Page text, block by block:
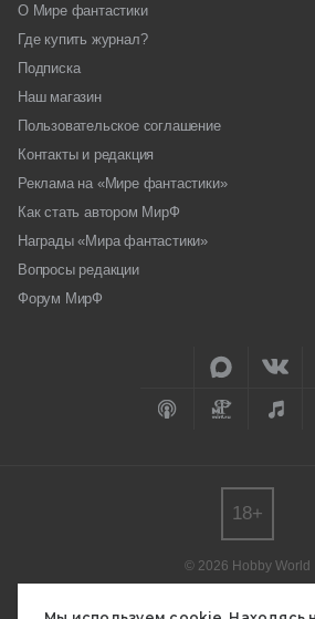
О Мире фантастики
Где купить журнал?
Подписка
Наш магазин
Пользовательское соглашение
Контакты и редакция
Реклама на «Мире фантастики»
Как стать автором МирФ
Награды «Мира фантастики»
Вопросы редакции
Форум МирФ
© 2026 Hobby World
редакции.
18+